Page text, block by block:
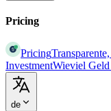
Pricing
Pricing
InvestmentWieviel Geld
de